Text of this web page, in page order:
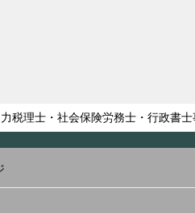
力税理士・社会保険労務士・行政書士